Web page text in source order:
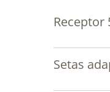
Receptor
Setas